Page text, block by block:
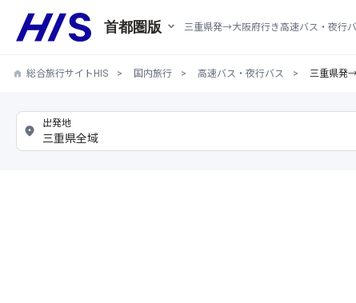
三重県発→大阪府行き高速バス・夜行
首都圏版
総合旅行サイトHIS 国内旅行 高速バス・夜行バス 三重県発